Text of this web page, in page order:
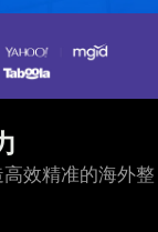
效精准的海外整